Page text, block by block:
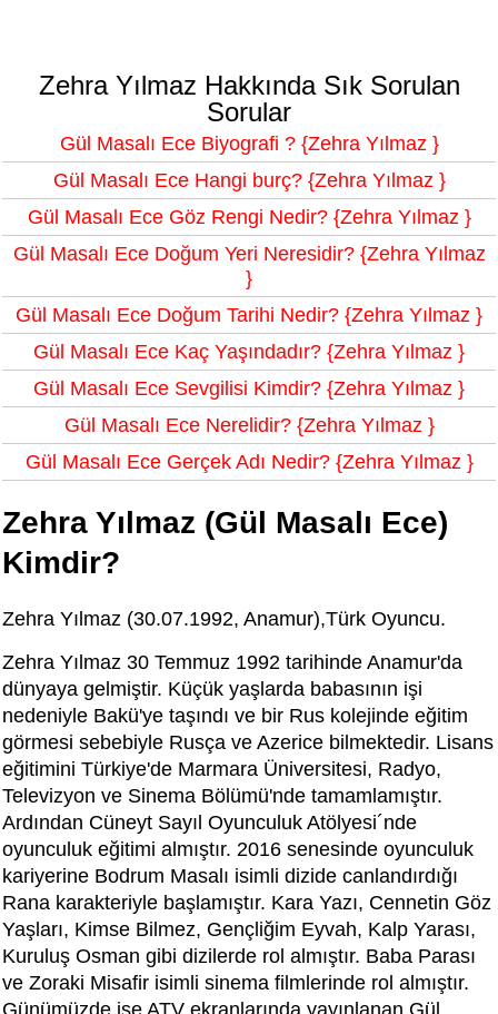
Zehra Yılmaz Hakkında Sık Sorulan
Sorular
Gül Masalı Ece Biyografi ? {Zehra Yılmaz }
Gül Masalı Ece Hangi burç? {Zehra Yılmaz }
Gül Masalı Ece Göz Rengi Nedir? {Zehra Yılmaz }
Gül Masalı Ece Doğum Yeri Neresidir? {Zehra Yılmaz
}
Gül Masalı Ece Doğum Tarihi Nedir? {Zehra Yılmaz }
Gül Masalı Ece Kaç Yaşındadır? {Zehra Yılmaz }
Gül Masalı Ece Sevgilisi Kimdir? {Zehra Yılmaz }
Gül Masalı Ece Nerelidir? {Zehra Yılmaz }
Gül Masalı Ece Gerçek Adı Nedir? {Zehra Yılmaz }
Zehra Yılmaz (Gül Masalı Ece)
Kimdir?
Zehra Yılmaz (30.07.1992, Anamur),Türk Oyuncu.
Zehra Yılmaz 30 Temmuz 1992 tarihinde Anamur'da
dünyaya gelmiştir. Küçük yaşlarda babasının işi
nedeniyle Bakü'ye taşındı ve bir Rus kolejinde eğitim
görmesi sebebiyle Rusça ve Azerice bilmektedir. Lisans
eğitimini Türkiye'de Marmara Üniversitesi, Radyo,
Televizyon ve Sinema Bölümü'nde tamamlamıştır.
Ardından Cüneyt Sayıl Oyunculuk Atölyesi´nde
oyunculuk eğitimi almıştır. 2016 senesinde oyunculuk
kariyerine Bodrum Masalı isimli dizide canlandırdığı
Rana karakteriyle başlamıştır. Kara Yazı, Cennetin Göz
Yaşları, Kimse Bilmez, Gençliğim Eyvah, Kalp Yarası,
Kuruluş Osman gibi dizilerde rol almıştır. Baba Parası
ve Zoraki Misafir isimli sinema filmlerinde rol almıştır.
Günümüzde ise ATV ekranlarında yayınlanan Gül